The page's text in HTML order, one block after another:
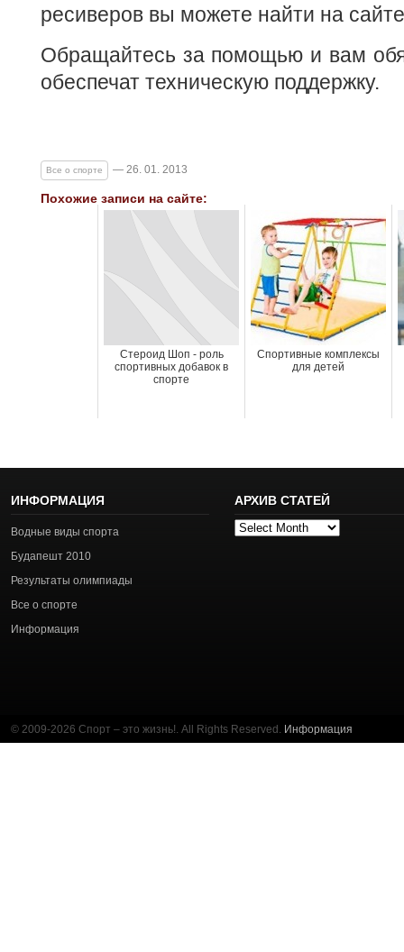
ресиверов вы можете найти на
Обращайтесь за помощью и вам
обеспечат техническую поддержку.
Все о спорте — 26. 01. 2013
Похожие записи на сайте:
Стероид Шоп - роль
спортивных добавок в
спорте
Спортивные комплексы
для детей
ИНФОРМАЦИЯ
Водные виды спорта
Будапешт 2010
Результаты олимпиады
Все о спорте
Информация
АРХИВ СТАТЕЙ
Архив
© 2009-2026 Спорт – это жизнь!. All Rights Reserved. Информация